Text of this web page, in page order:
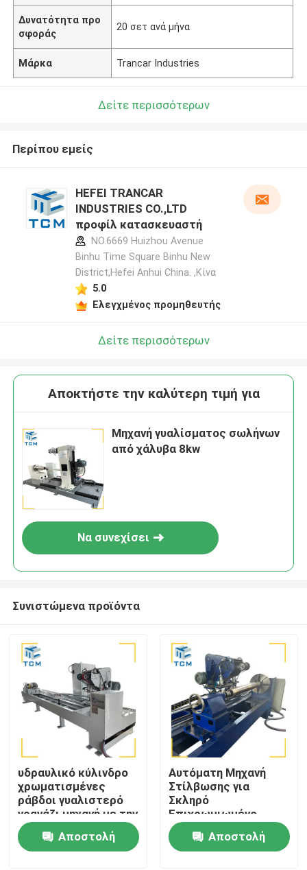
Σπίτι
Προϊόντα
Δυνατότητα προ
σφοράς
20 σετ ανά μήνα
Μάρκα Trancar Industries
Δείτε περισσότερων
Περίπου εμείς
HEFEI TRANCAR
INDUSTRIES CO.,LTD
προφίλ κατασκευαστή
NO.6669 Huizhou Avenue
Binhu Time Square Binhu New
District,Hefei Anhui China. ,Κίνα
5.0
Ελεγχμένος προμηθευτής
Δείτε περισσότερων
Αποκτήστε την καλύτερη τιμή για
Μηχανή γυαλίσματος σωλήνων
από χάλυβα 8kw
Να συνεχίσει
Συνιστώμενα προϊόντα
υδραυλικό κύλινδρο
χρωματισμένες
ράβδοι γυαλιστερό
γρανάζι μηχανή με την
καλύτερη
εργοστασιακή τιμή
από Trancar
Αποστολή
Αυτόματη Μηχανή
Στίλβωσης για
Σκληρό
Επιχρωμιωμένο
Στιλβωτή με
Διπλούς Κινητήρες
Λείανσης
Αποστολή